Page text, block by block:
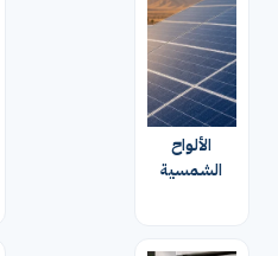
الألواح
الشمسية